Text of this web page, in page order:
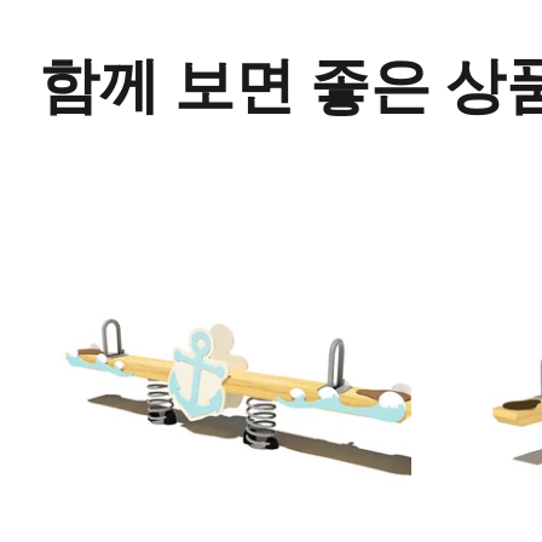
함께 보면 좋은 상